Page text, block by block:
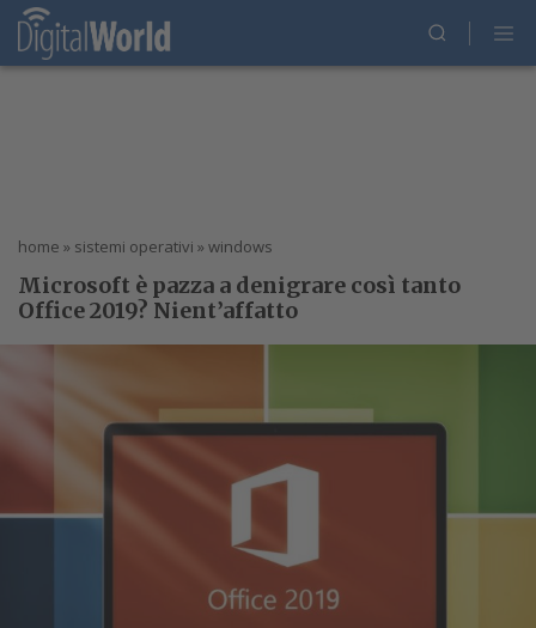
home » sistemi operativi » windows
Microsoft è pazza a denigrare così tanto
Office 2019? Nient’affatto